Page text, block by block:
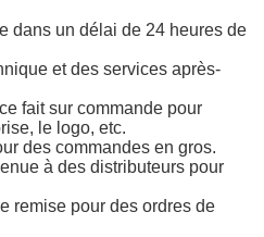
dans un délai de 24 heures de
et des services après-
fait sur commande pour
le logo, etc.
des commandes en gros.
à des distributeurs pour
remise pour des ordres de